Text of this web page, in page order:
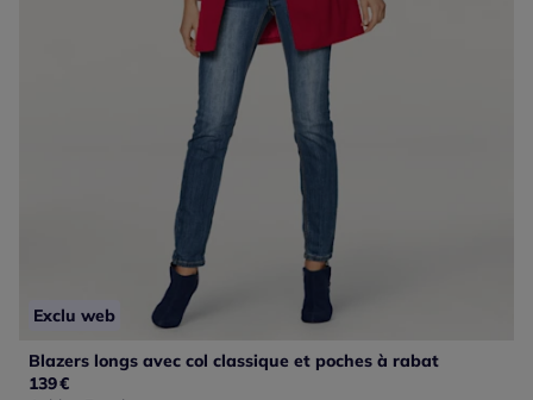
Exclu web
Blazers longs avec col classique et poches à rabat
139€